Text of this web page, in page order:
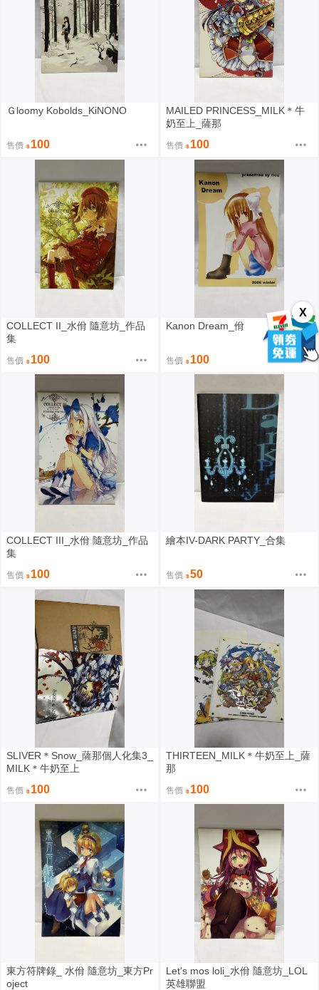
X
Ｇloomy Kobolds_KiNONO
售價 100
MAILED PRINCESS_MILK＊牛
奶至上_薩那
售價 100
COLLECT II_水佾 隨意坊_作品
集
售價 100
Kanon Dream_佾
售價 100
COLLECT III_水佾 隨意坊_作品
集
售價 100
繪本IV-DARK PARTY_合集
售價 50
SLIVER＊Snow_薩那個人化集3_
MILK＊牛奶至上
售價 100
THIRTEEN_MILK＊牛奶至上_薩
那
售價 100
東方符牌錄_ 水佾 隨意坊_東方Pr
oject
Let's mos loli_水佾 隨意坊_LOL
英雄聯盟